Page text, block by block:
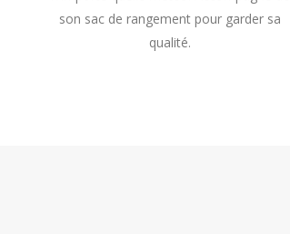
son sac de rangement pour garder sa
qualité.